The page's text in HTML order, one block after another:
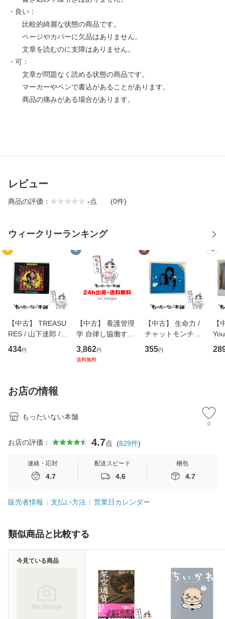
・良い：
比較的綺麗な状態の商品です。
ページやカバーに欠品はありません。
文章を読むのに支障はありません。
・可：
文章が問題なく読める状態の商品です。
マーカーやペンで書込があることがあります。
商品の痛みがある場合があります。
レビュー
商品の評価： -点 (0件)
ウィークリーランキング
1
【中古】 TREASU
RES / 山下達郎 /
イーストウエス
ト・ジャパン [CD]
434円
2
【中古】 看護管理
学 自律し協働する
専門職の看護マネ
ジメントスキル 改
3,862円
送料無料
3
【中古】 生命力 /
チャットモンチー /
キューンレコード
[CD]【メール便送
355円
4
【
のが
お店の情報
もったいない本舗
0
お店の評価： 4.7点 (829件)
連絡・応対
4.7
配送スピード
4.6
梱包
4.7
販売者情報 支払い方法 営業日カレンダー
類似商品と比較する
今見ている商品